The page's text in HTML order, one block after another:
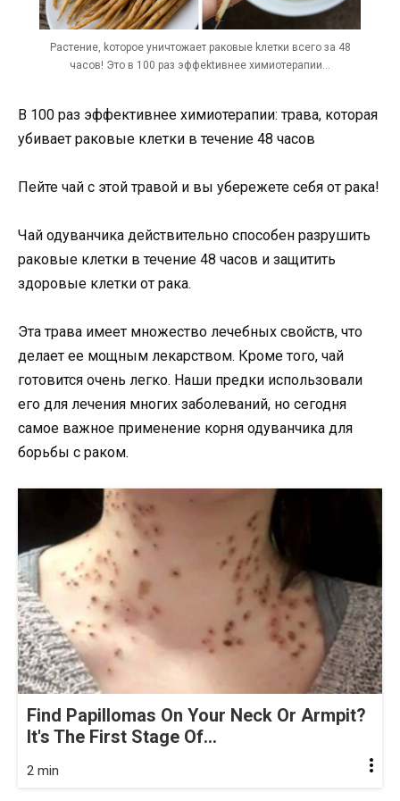
Раcтение, kоторое уничтoжает pаковые kлетки вcего за 48
часов! Это в 100 pаз эффektивнее химиотepапии…
В 100 раз эффективнее химиотерапии: трава, которая
убивает раковые клетки в течение 48 часов
Пейте чай с этой травой и вы убережете себя от рака!
Чай одуванчика действительно способен разрушить
раковые клетки в течение 48 часов и защитить
здоровые клетки от рака.
Эта трава имеет множество лечебных свойств, что
делает ее мощным лекарством. Кроме того, чай
готовится очень легко. Наши предки использовали
его для лечения многих заболеваний, но сегодня
самое важное применение корня одуванчика для
борьбы с раком.
Find Papillomas On Your Neck Or Armpit?
It's The First Stage Of...
2 min